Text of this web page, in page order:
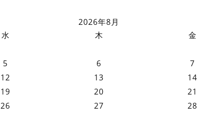
2026年8月
水 木 金
5 6
7
12 13
14
19 20
21
26 27
28